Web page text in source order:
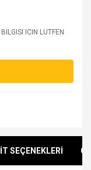
ICIN LUTFEN
SEÇENEKLERİ